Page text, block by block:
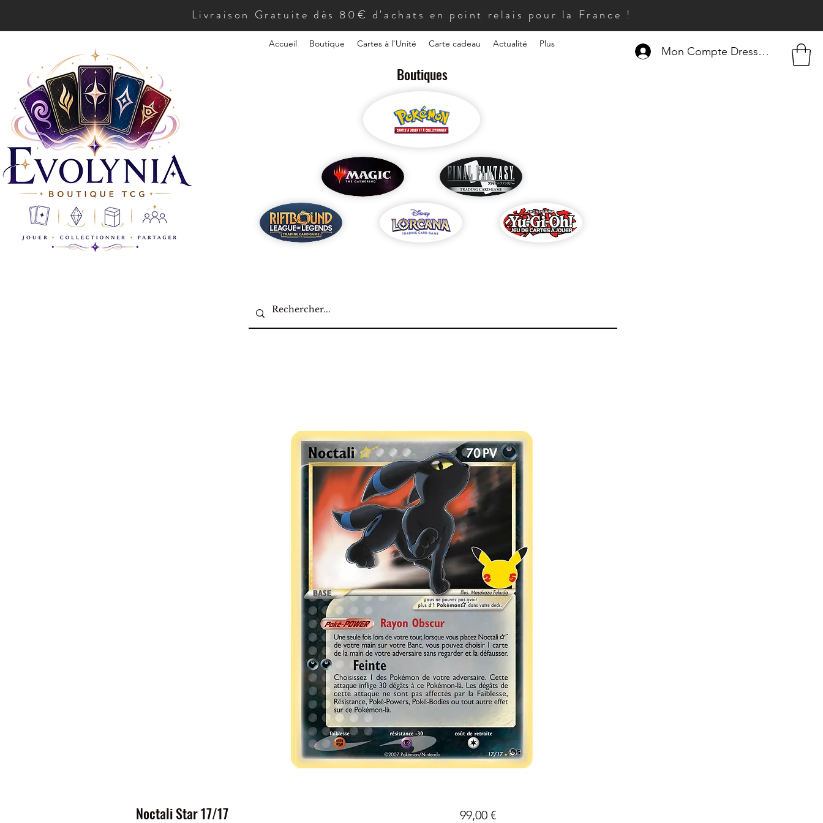
Livraison Gratuite dès 80€ d'achats en point relais pour la France !
Accueil Boutique Cartes à l'Unité Carte cadeau Actualité Plus
Boutiques
Mon Compte Dresseur
Noctali Star 17/17 99,00 €Prix